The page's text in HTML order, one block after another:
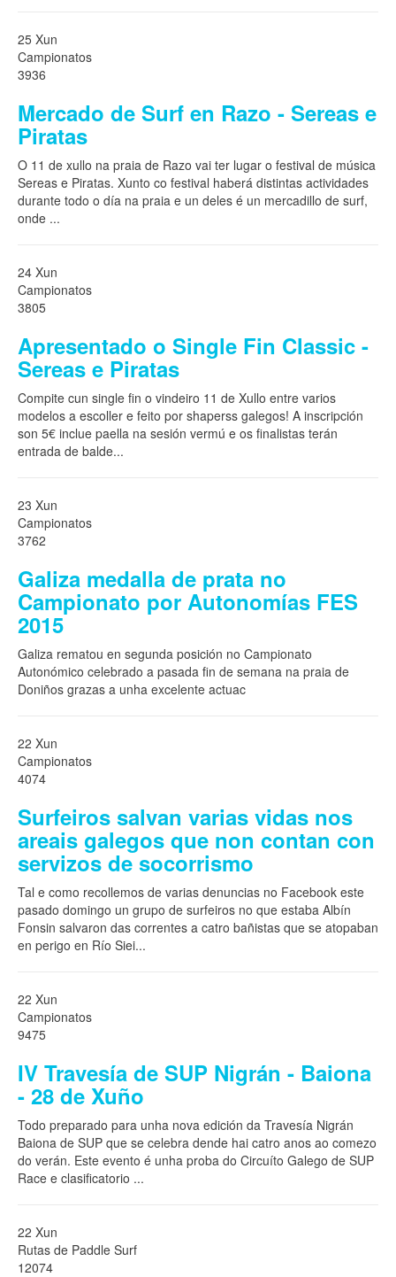
25 Xun
Campionatos
3936
Mercado de Surf en Razo - Sereas e
Piratas
O 11 de xullo na praia de Razo vai ter lugar o festival de música
Sereas e Piratas. Xunto co festival haberá distintas actividades
durante todo o día na praia e un deles é un mercadillo de surf,
onde ...
24 Xun
Campionatos
3805
Apresentado o Single Fin Classic -
Sereas e Piratas
Compite cun single fin o vindeiro 11 de Xullo entre varios
modelos a escoller e feito por shaperss galegos! A inscripción
son 5€ inclue paella na sesión vermú e os finalistas terán
entrada de balde...
23 Xun
Campionatos
3762
Galiza medalla de prata no
Campionato por Autonomías FES
2015
Galiza rematou en segunda posición no Campionato
Autonómico celebrado a pasada fin de semana na praia de
Doniños grazas a unha excelente actuac
22 Xun
Campionatos
4074
Surfeiros salvan varias vidas nos
areais galegos que non contan con
servizos de socorrismo
Tal e como recollemos de varias denuncias no Facebook este
pasado domingo un grupo de surfeiros no que estaba Albín
Fonsin salvaron das correntes a catro bañistas que se atopaban
en perigo en Río Siei...
22 Xun
Campionatos
9475
IV Travesía de SUP Nigrán - Baiona
- 28 de Xuño
Todo preparado para unha nova edición da Travesía Nigrán
Baiona de SUP que se celebra dende hai catro anos ao comezo
do verán. Este evento é unha proba do Circuíto Galego de SUP
Race e clasificatorio ...
22 Xun
Rutas de Paddle Surf
12074